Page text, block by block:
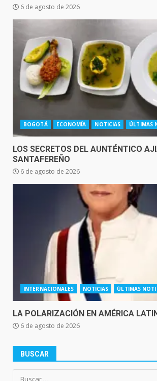
6 de agosto de 2026
BOGOTÁ ECONOMÍA NOTICIAS ÚLTIMAS
LOS SECRETOS DEL AUNTÉNTICO
SANTAFEREÑO
6 de agosto de 2026
INTERNACIONALES NOTICIAS ÚLTIMAS
LA POLARIZACIÓN EN AMÉRICA
6 de agosto de 2026
BUSCAR
Buscar: